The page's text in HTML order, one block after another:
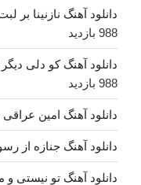
دانلود آهنگ نازنینا
988 بازدید
دانلود آهنگ کو دلی
988 بازدید
دانلود آهنگ امین
دانلود آهنگ جنازه از
دانلود آهنگ تو نیستی